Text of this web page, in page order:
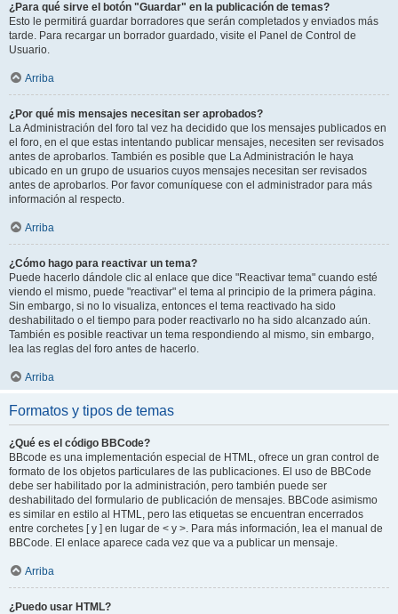
¿Para qué sirve el botón "Guardar" en la publicación de temas?
Esto le permitirá guardar borradores que serán completados y enviados más
tarde. Para recargar un borrador guardado, visite el Panel de Control de
Usuario.
Arriba
¿Por qué mis mensajes necesitan ser aprobados?
La Administración del foro tal vez ha decidido que los mensajes publicados en
el foro, en el que estas intentando publicar mensajes, necesiten ser revisados
antes de aprobarlos. También es posible que La Administración le haya
ubicado en un grupo de usuarios cuyos mensajes necesitan ser revisados
antes de aprobarlos. Por favor comuníquese con el administrador para más
información al respecto.
Arriba
¿Cómo hago para reactivar un tema?
Puede hacerlo dándole clic al enlace que dice "Reactivar tema" cuando esté
viendo el mismo, puede "reactivar" el tema al principio de la primera página.
Sin embargo, si no lo visualiza, entonces el tema reactivado ha sido
deshabilitado o el tiempo para poder reactivarlo no ha sido alcanzado aún.
También es posible reactivar un tema respondiendo al mismo, sin embargo,
lea las reglas del foro antes de hacerlo.
Arriba
Formatos y tipos de temas
¿Qué es el código BBCode?
BBcode es una implementación especial de HTML, ofrece un gran control de
formato de los objetos particulares de las publicaciones. El uso de BBCode
debe ser habilitado por la administración, pero también puede ser
deshabilitado del formulario de publicación de mensajes. BBCode asimismo
es similar en estilo al HTML, pero las etiquetas se encuentran encerrados
entre corchetes [ y ] en lugar de < y >. Para más información, lea el manual de
BBCode. El enlace aparece cada vez que va a publicar un mensaje.
Arriba
¿Puedo usar HTML?